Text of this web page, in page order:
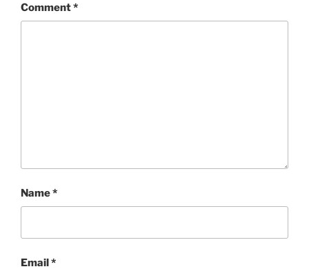
Comment*
Name*
Email*